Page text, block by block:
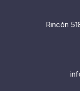
Rincón